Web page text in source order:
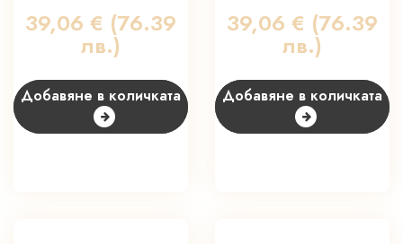
39,06 € (76.39
лв.)
Добавяне в количката
39,06 € (76.39
лв.)
Добавяне в количката